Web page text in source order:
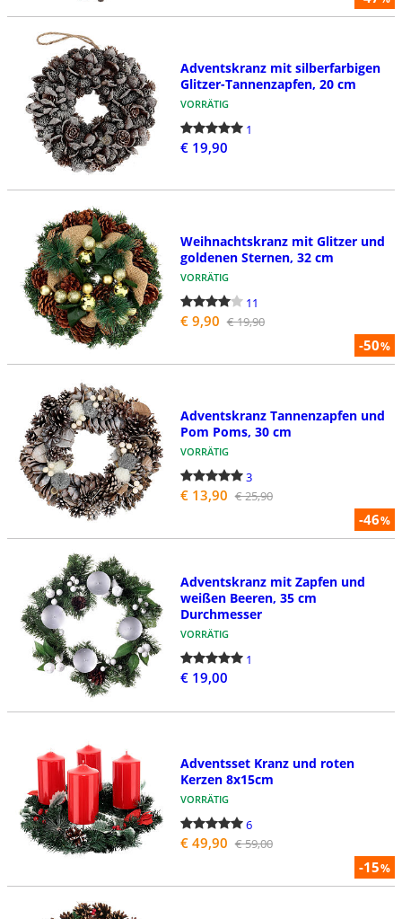
Adventskranz mit silberfarbigen
Glitzer-Tannenzapfen, 20 cm
VORRÄTIG
1
€ 19,90
-50%
Weihnachtskranz mit Glitzer und
goldenen Sternen, 32 cm
VORRÄTIG
11
€ 9,90 € 19,90
-46%
Adventskranz Tannenzapfen und
Pom Poms, 30 cm
VORRÄTIG
3
€ 13,90 € 25,90
Adventskranz mit Zapfen und
weißen Beeren, 35 cm
Durchmesser
VORRÄTIG
1
€ 19,00
-15%
Adventsset Kranz und roten
Kerzen 8x15cm
VORRÄTIG
6
€ 49,90 € 59,00